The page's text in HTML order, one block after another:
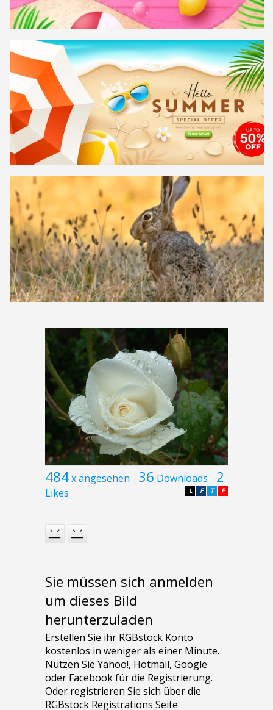
484x angesehen 36 Downloads 2
Likes P
T
F
L
Sie müssen sich anmelden
um dieses Bild
herunterzuladen